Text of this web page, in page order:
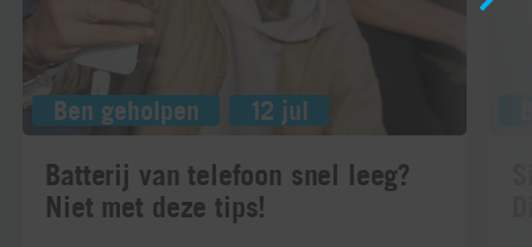
Ben geholpen 12 jul
Batterij van telefoon snel leeg?
Niet met deze tips!